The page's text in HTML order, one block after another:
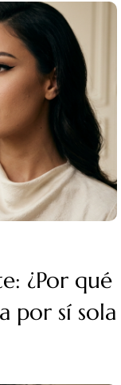
¿Por qué
por sí sola